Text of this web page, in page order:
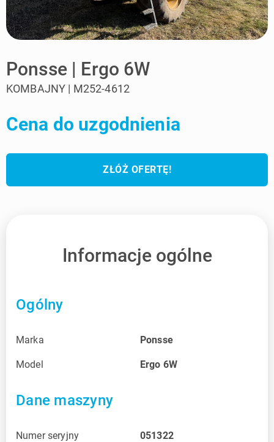
Ponsse | Ergo 6W
KOMBAJNY | M252-4612
Cena do uzgodnienia
ZŁÓŻ OFERTĘ!
Informacje ogólne
Ogólny
Marka Ponsse
Model Ergo 6W
Dane maszyny
Numer seryjny 051322